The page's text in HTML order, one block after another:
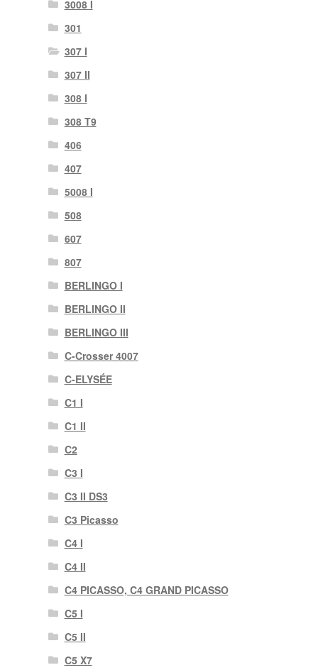
3008 I
301
307 I
307 II
308 I
308 T9
406
407
5008 I
508
607
807
BERLINGO I
BERLINGO II
BERLINGO III
C-Crosser 4007
C-ELYSÉE
C1 I
C1 II
C2
C3 I
C3 II DS3
C3 Picasso
C4 I
C4 II
C4 PICASSO, C4 GRAND PICASSO
C5 I
C5 II
C5 X7